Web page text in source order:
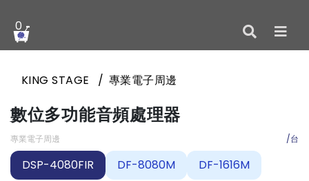
0
KING STAGE 專業電子周邊
數位多功能音頻處理器
專業電子周邊 /台
DSP-4080FIR DF-8080M DF-1616M